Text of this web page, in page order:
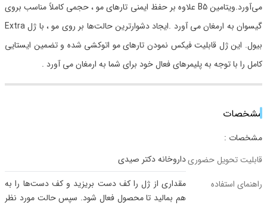
می‌آورد.ویتامین B5 علاوه بر حفظ ایمنی تارهای مو ، حجمی کاملاً مناسب بروی
گیسوان به ارمغان می آورد .ایجاد دشوارترین حالت‌ها بر روی مو ، با ژل Extra
بیول. این ژل قابلیت فیکس نمودن تارهای مو اتوکشی شده و تضمین ایستایی
کامل را با توجه به پلیمر‌های فعال خود برای شما به ارمغان می آورد .
مشخصات
مشخصات :
قابلیت تحویل حضوریداروخانه دکتر صیدی
راهنمای استفاده
مقداری از ژل را کف دست بریزید و کف دست‌ها را به
هم بمالید تا محصول فعال شود. سپس حالت مورد نظر